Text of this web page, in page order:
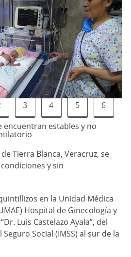
3 4 5
6
encuentran estables y no
Tierra Blanca, Veracruz, se
y sin
en la Unidad Médica
Hospital de Ginecología y
Luis Castelazo Ayala”, del
Social (IMSS) al sur de la